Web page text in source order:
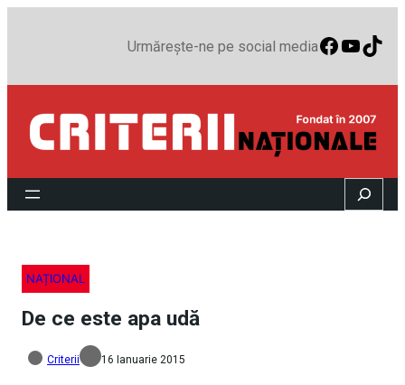
Urmărește-ne pe social media
Search
NAȚIONAL
De ce este apa udă
Criterii 16 Ianuarie 2015